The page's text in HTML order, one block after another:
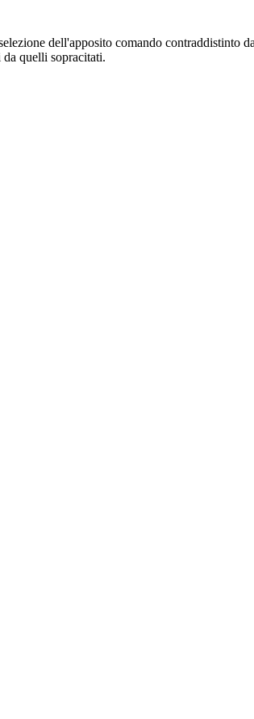
dell'apposito comando
quelli sopracitati.